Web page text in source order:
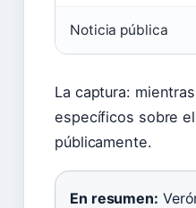
Noticia pública
La captura:
específicos sobre
públicamente.
En resumen: